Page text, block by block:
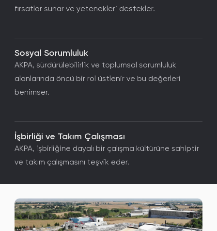
fırsatlar sunar ve yetenekleri destekler.
Sosyal Sorumluluk
AKPA, sürdürülebilirlik ve toplumsal sorumluluk
alanlarında öncü bir rol üstlenir ve bu değerleri
benimser.
İşbirliği ve Takım Çalışması
AKPA, işbirliğine dayalı bir çalışma kültürüne sahiptir
ve takım çalışmasını teşvik eder.